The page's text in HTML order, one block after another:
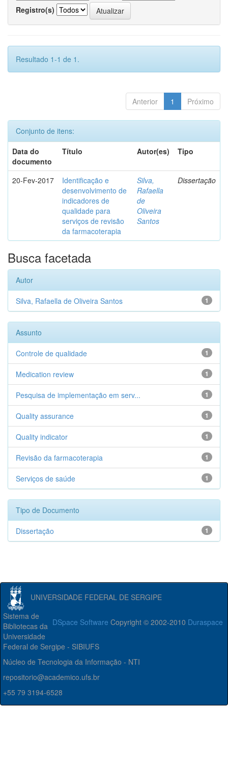
Registro(s)
Resultado 1-1 de 1.
Anterior 1 Próximo
Conjunto de itens:
Data do
documento
Título Autor(es) Tipo
20-Fev-2017
Identificação e
desenvolvimento de
indicadores de
qualidade para
serviços de revisão
da farmacoterapia
Silva,
Rafaella
de
Oliveira
Santos
Dissertação
Busca facetada
Autor
1
Silva, Rafaella de Oliveira Santos
Assunto
1
Controle de qualidade
1
Medication review
1
Pesquisa de implementação em serv...
1
Quality assurance
1
Quality indicator
1
Revisão da farmacoterapia
1
Serviços de saúde
Tipo de Documento
1
Dissertação
UNIVERSIDADE FEDERAL DE SERGIPE
DSpace Software Copyright © 2002-2010 Duraspace
Sistema de
Bibliotecas da
Universidade
Federal de Sergipe - SIBIUFS
Núcleo de Tecnologia da Informação - NTI
repositorio@academico.ufs.br
+55 79 3194-6528